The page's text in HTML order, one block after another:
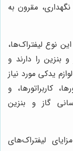
مقرون به
این نوع لیفتراک‌ها،
بنزین را دارند و
یدکی مورد نیاز
کاربراتورها، و
گاز و بنزین
لیفتراک‌های